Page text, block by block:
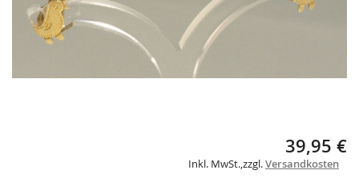
39,95 €
Inkl. MwSt.,zzgl.Versandkosten